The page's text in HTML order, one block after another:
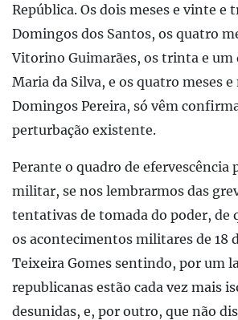
República. Os dois meses e vinte e
Domingos dos Santos, os quatro
Vitorino Guimarães, os trinta e um
Maria da Silva, e os quatro meses e
Domingos Pereira, só vêm
perturbação existente.
Perante o quadro de efervescência
militar, se nos lembrarmos das
tentativas de tomada do poder, de
os acontecimentos militares de 18
Teixeira Gomes sentindo, por um
republicanas estão cada vez mais
desunidas, e, por outro, que não